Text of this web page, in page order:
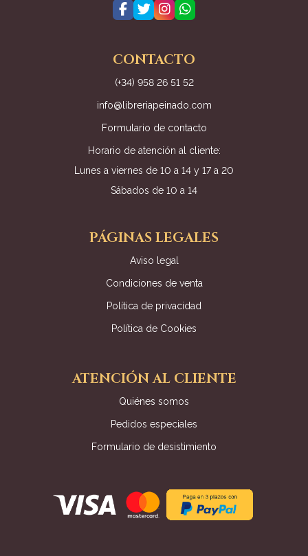
CONTACTO
(+34) 958 26 51 52
info@libreriapeinado.com
Formulario de contacto
Horario de atención al cliente:
Lunes a viernes de 10 a 14 y 17 a 20
Sábados de 10 a 14
PÁGINAS LEGALES
Aviso legal
Condiciones de venta
Política de privacidad
Política de Cookies
ATENCIÓN AL CLIENTE
Quiénes somos
Pedidos especiales
Formulario de desistimiento